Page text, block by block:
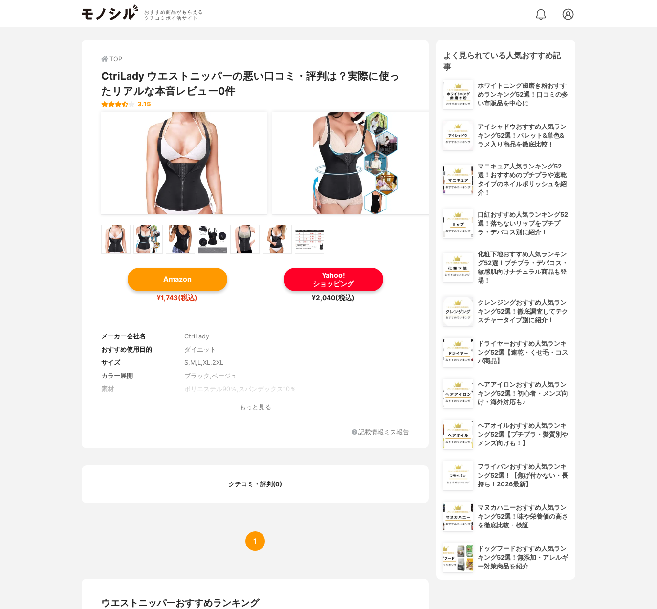
おすすめ商品がもらえる
クチコミポイ活サイト
TOP
CtriLady ウエストニッパーの悪い口コミ・評判は？実際に使っ
たリアルな本音レビュー0件
3.15
Amazon
¥1,743(税込)
Yahoo!
ショッピング
¥2,040(税込)
メーカー会社名
CtriLady
おすすめ使用目的
ダイエット
サイズ
S,M,L,XL,2XL
カラー展開
ブラック,ベージュ
素材
ポリエステル90％,スパンデックス10％
もっと見る
記載情報ミス報告
クチコミ・評判(0)
1
ウエストニッパーおすすめランキング
よく見られている人気おすすめ記
事
ホワイトニング歯磨き粉おすす
めランキング52選！口コミの多
い市販品を中心に
アイシャドウおすすめ人気ラン
キング52選！パレット&単色&
ラメ入り商品を徹底比較！
マニキュア人気ランキング52
選！おすすめのプチプラや速乾
タイプのネイルポリッシュを紹
介！
口紅おすすめ人気ランキング52
選！落ちないリップをプチプ
ラ・デパコス別に紹介！
化粧下地おすすめ人気ランキン
グ52選！プチプラ・デパコス・
敏感肌向けナチュラル商品も登
場！
クレンジングおすすめ人気ラン
キング52選！徹底調査してテク
スチャータイプ別に紹介！
ドライヤーおすすめ人気ランキ
ング52選【速乾・くせ毛・コス
パ商品】
ヘアアイロンおすすめ人気ラン
キング52選！初心者・メンズ向
け・海外対応も♪
ヘアオイルおすすめ人気ランキ
ング52選【プチプラ・髪質別や
メンズ向けも！】
フライパンおすすめ人気ランキ
ング52選！【焦げ付かない・長
持ち！2026最新】
マヌカハニーおすすめ人気ラン
キング52選！味や栄養価の高さ
を徹底比較・検証
ドッグフードおすすめ人気ラン
キング52選！無添加・アレルギ
ー対策商品を紹介